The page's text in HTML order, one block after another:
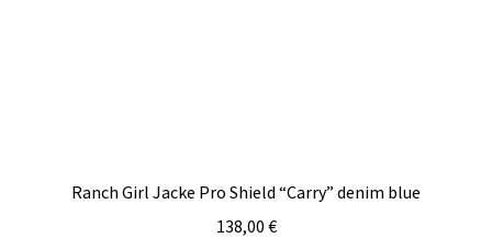
Ranch Girl Jacke Pro Shield “Carry” denim blue
138,00 €